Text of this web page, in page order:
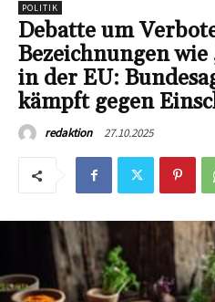
POLITIK
Debatte um
Bezeichnungen wie
in der EU:
kämpft gegen
redaktion 27.10.2025